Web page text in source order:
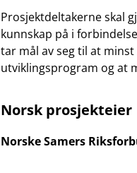
Prosjektdeltakerne skal
kunnskap på i
tar mål av seg til at
utviklingsprogram og at
Norsk prosjekteier
Norske Samers